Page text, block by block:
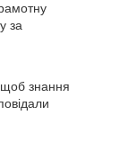
за
щоб знання